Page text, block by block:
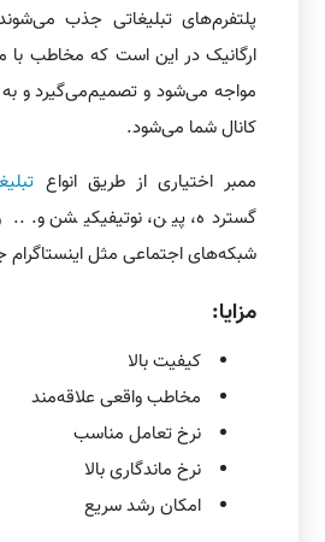
پلتفرم‌های تبلیغاتی جذب
ارگانیک در این است که مخاطب با
مواجه می‌شود و تصمیم‌می‌گیرد و
کانال شما می‌شود.
ممبر اختیاری از طریق انواع
گسترده، پین، نوتیفیکیشن و...
شبکه‌های اجتماعی مثل
مزایا:
کیفیت بالا
مخاطب واقعی علاقه‌مند
نرخ تعامل مناسب
نرخ ماندگاری بالا
امکان رشد سریع